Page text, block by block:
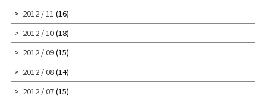
2012 / 11 (16)
2012 / 10(18)
2012 / 09(15)
2012 / 08(14)
2012 / 07(15)